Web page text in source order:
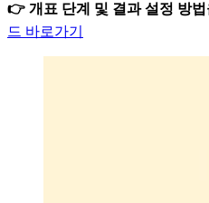
👉 개표 단계 및 결과 설정 방
드 바로가기